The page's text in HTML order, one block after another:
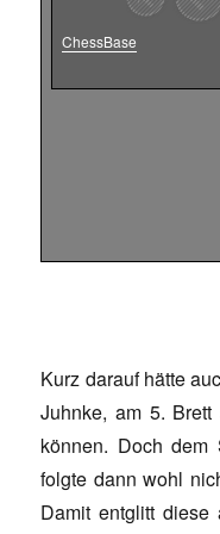
ChessBase
Kurz darauf hätte
Juhnke, am 5.
können. Doch dem
folgte dann wohl
Damit entglitt